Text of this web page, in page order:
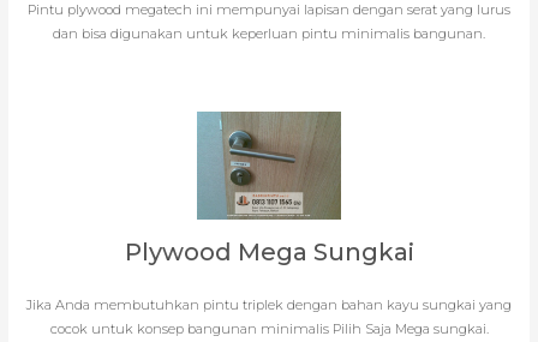
Pintu plywood megatech ini mempunyai lapisan dengan serat yang lurus
dan bisa digunakan untuk keperluan pintu minimalis bangunan.
Plywood Mega Sungkai
Jika Anda membutuhkan pintu triplek dengan bahan kayu sungkai yang
cocok untuk konsep bangunan minimalis Pilih Saja Mega sungkai.